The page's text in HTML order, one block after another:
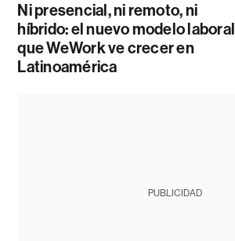
Ni presencial, ni remoto, ni
híbrido: el nuevo modelo laboral
que WeWork ve crecer en
Latinoamérica
PUBLICIDAD